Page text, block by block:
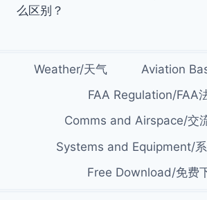
么区别？
Weather/天气
Aviation
FAA Regulation/FAA
Comms and Airspace/交
Systems and Equipment/
Free Download/免费